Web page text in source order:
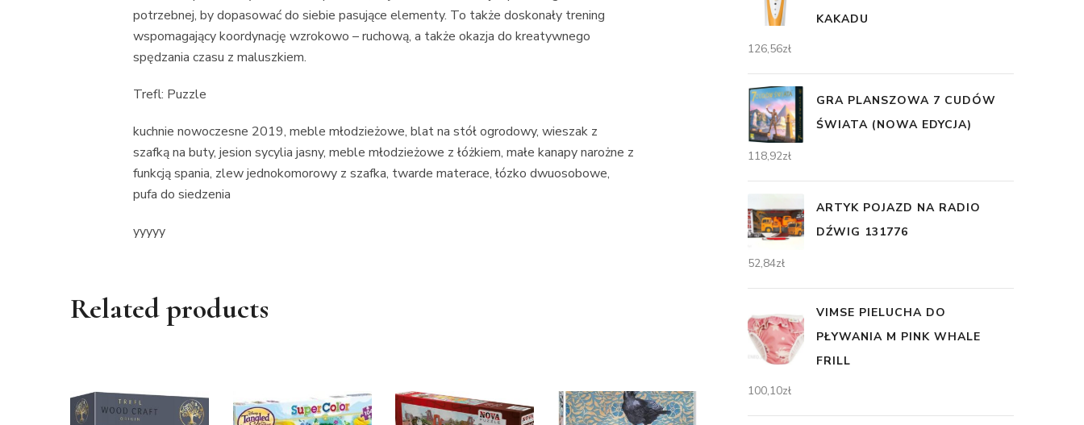
potrzebnej, by dopasować do siebie pasujące elementy. To także doskonały trening
wspomagający koordynację wzrokowo – ruchową, a także okazja do kreatywnego
spędzania czasu z maluszkiem.
Trefl: Puzzle
kuchnie nowoczesne 2019, meble młodzieżowe, blat na stół ogrodowy, wieszak z
szafką na buty, jesion sycylia jasny, meble młodzieżowe z łóżkiem, małe kanapy narożne z
funkcją spania, zlew jednokomorowy z szafka, twarde materace, łózko dwuosobowe,
pufa do siedzenia
yyyyy
Related products
KAKADU
126,56zł
GRA PLANSZOWA 7 CUDÓW
ŚWIATA (NOWA EDYCJA)
118,92zł
ARTYK POJAZD NA RADIO
DŹWIG 131776
52,84zł
VIMSE PIELUCHA DO
PŁYWANIA M PINK WHALE
FRILL
100,10zł